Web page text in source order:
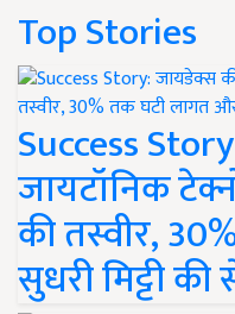
Top Stories
Success
जायटॉनिक
की तस्वीर,
सुधरी मिट्टी